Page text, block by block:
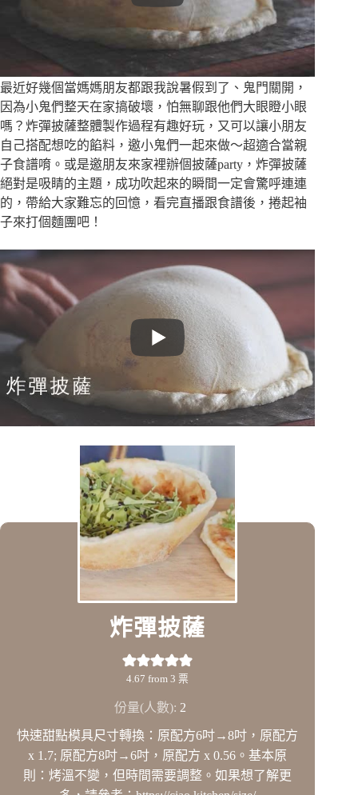
最近好幾個當媽媽朋友都跟我說暑假到了、鬼門關開，
因為小鬼們整天在家搞破壞，怕無聊跟他們大眼瞪小眼
嗎？炸彈披薩整體製作過程有趣好玩，又可以讓小朋友
自己搭配想吃的餡料，邀小鬼們一起來做～超適合當親
子食譜唷。或是邀朋友來家裡辦個披薩party，炸彈披薩
絕對是吸睛的主題，成功吹起來的瞬間一定會驚呼連連
的，帶給大家難忘的回憶，看完直播跟食譜後，捲起袖
子來打個麵團吧！
炸彈披薩
4.67 from3 票
份量(人數): 2
快速甜點模具尺寸轉換：原配方6吋→8吋，原配方
x 1.7; 原配方8吋→6吋，原配方 x 0.56。基本原
則：烤溫不變，但時間需要調整。如果想了解更